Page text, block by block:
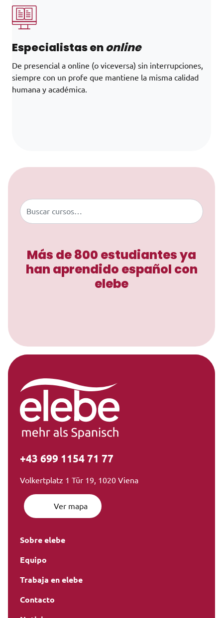
Especialistas enonline
De presencial a online (o viceversa) sin interrupciones,
siempre con un profe que mantiene la misma calidad
humana y académica.
Saltar al contenido
Buscar
Más de 800 estudiantes ya
han aprendido español con
elebe
+43 699 1154 71 77
Volkertplatz 1 Tür 19, 1020 Viena
Ver mapa
Sobre elebe
Equipo
Trabaja en elebe
Contacto